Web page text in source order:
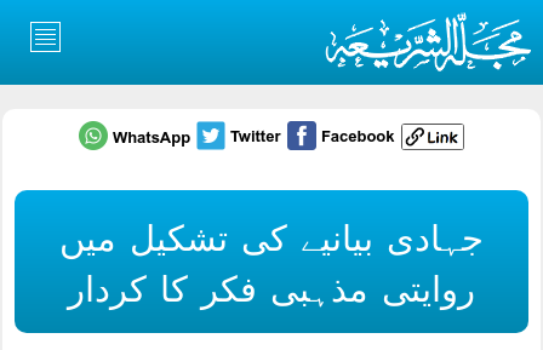
جہادی بیانیے کی تشکیل میں
روایتی مذہبی فکر کا کردار